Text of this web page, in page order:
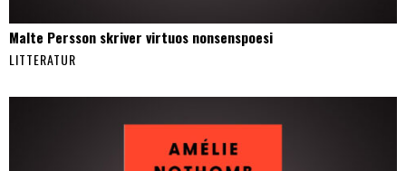
Malte Persson skriver virtuos nonsenspoesi
LITTERATUR